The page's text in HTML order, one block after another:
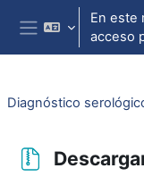
Salta al contenido
Panel lateral
En este
acceso